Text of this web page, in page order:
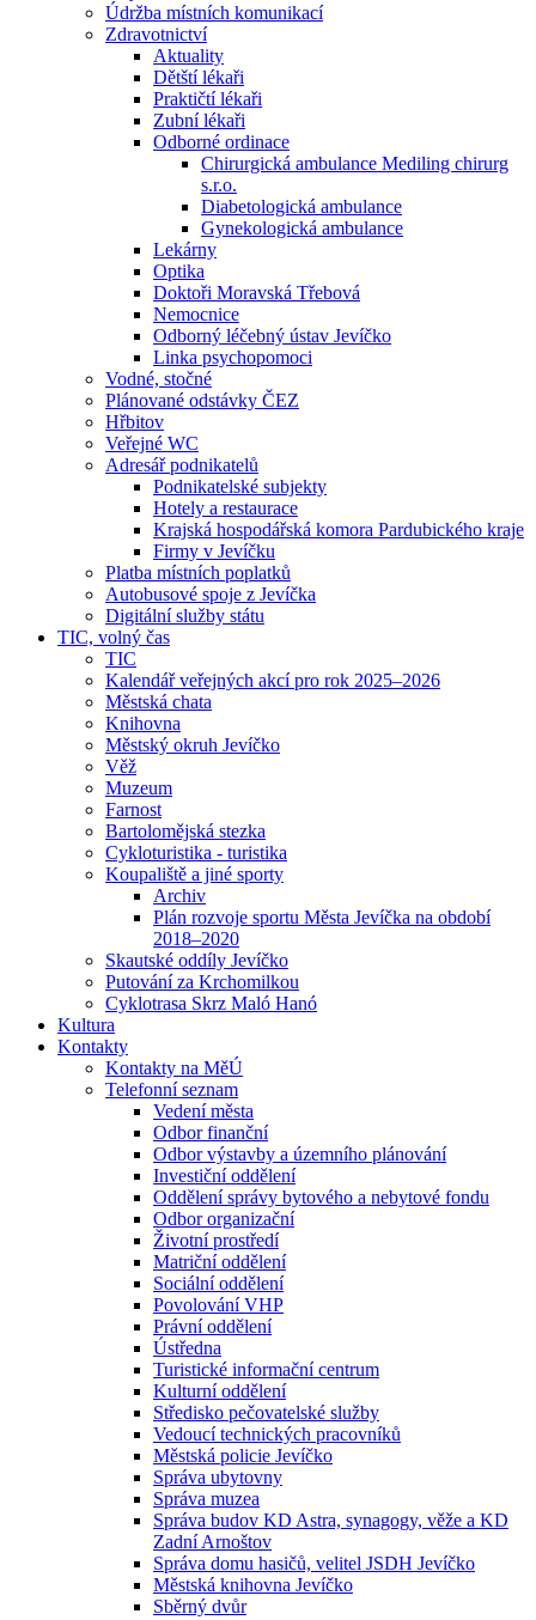
Údržba místních komunikací
Zdravotnictví
Aktuality
Dětští lékaři
Praktičtí lékaři
Zubní lékaři
Odborné ordinace
Chirurgická ambulance Mediling chirurg
s.r.o.
Diabetologická ambulance
Gynekologická ambulance
Lekárny
Optika
Doktoři Moravská Třebová
Nemocnice
Odborný léčebný ústav Jevíčko
Linka psychopomoci
Vodné, stočné
Plánované odstávky ČEZ
Hřbitov
Veřejné WC
Adresář podnikatelů
Podnikatelské subjekty
Hotely a restaurace
Krajská hospodářská komora Pardubického kraje
Firmy v Jevíčku
Platba místních poplatků
Autobusové spoje z Jevíčka
Digitální služby státu
TIC, volný čas
TIC
Kalendář veřejných akcí pro rok 2025–2026
Městská chata
Knihovna
Městský okruh Jevíčko
Věž
Muzeum
Farnost
Bartolomějská stezka
Cykloturistika - turistika
Koupaliště a jiné sporty
Archiv
Plán rozvoje sportu Města Jevíčka na období
2018–2020
Skautské oddíly Jevíčko
Putování za Krchomilkou
Cyklotrasa Skrz Maló Hanó
Kultura
Kontakty
Kontakty na MěÚ
Telefonní seznam
Vedení města
Odbor finanční
Odbor výstavby a územního plánování
Investiční oddělení
Oddělení správy bytového a nebytové fondu
Odbor organizační
Životní prostředí
Matriční oddělení
Sociální oddělení
Povolování VHP
Právní oddělení
Ústředna
Turistické informační centrum
Kulturní oddělení
Středisko pečovatelské služby
Vedoucí technických pracovníků
Městská policie Jevíčko
Správa ubytovny
Správa muzea
Správa budov KD Astra, synagogy, věže a KD
Zadní Arnoštov
Správa domu hasičů, velitel JSDH Jevíčko
Městská knihovna Jevíčko
Sběrný dvůr